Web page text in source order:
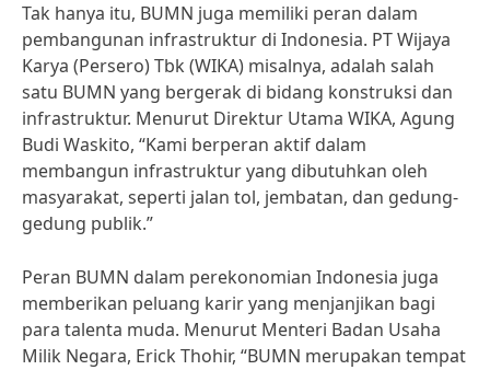
Tak hanya itu, BUMN juga memiliki peran dalam
pembangunan infrastruktur di Indonesia. PT Wijaya
Karya (Persero) Tbk (WIKA) misalnya, adalah salah
satu BUMN yang bergerak di bidang konstruksi dan
infrastruktur. Menurut Direktur Utama WIKA, Agung
Budi Waskito, “Kami berperan aktif dalam
membangun infrastruktur yang dibutuhkan oleh
masyarakat, seperti jalan tol, jembatan, dan gedung-
gedung publik.”
Peran BUMN dalam perekonomian Indonesia juga
memberikan peluang karir yang menjanjikan bagi
para talenta muda. Menurut Menteri Badan Usaha
Milik Negara, Erick Thohir, “BUMN merupakan tempat